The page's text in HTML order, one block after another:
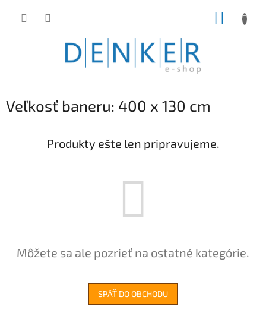
Veľkosť baneru: 400 x 130 cm
Produkty ešte len pripravujeme.
Môžete sa ale pozrieť na ostatné kategórie.
SPÄŤ DO OBCHODU